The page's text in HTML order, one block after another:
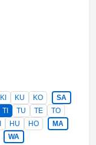
KI KU KO
SA
TI TU TE
TO
HU HO
MA
WA